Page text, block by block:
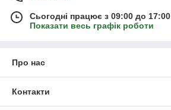
Сьогодні працює з 09:00 до 17:00
Показати весь графік роботи
Про нас
Контакти